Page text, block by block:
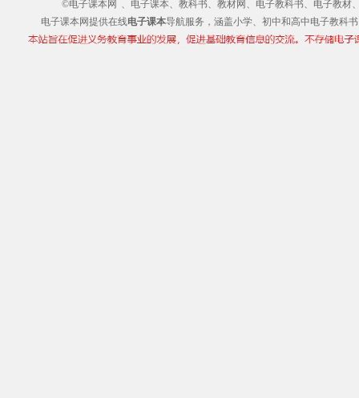
©电子课本网 、电子课本、教科书、教材网、电子教科书、电子教材
电子课本网提供在线电子课本导航服务，涵盖小学、初中和高中电子教科